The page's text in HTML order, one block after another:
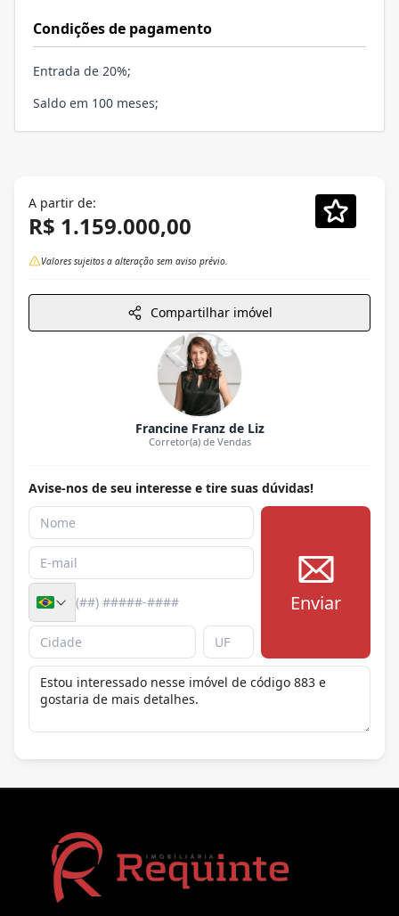
Condições de pagamento
Entrada de 20%;
Saldo em 100 meses;
A partir de:
R$ 1.159.000,00
Valores sujeitos a alteração sem aviso prévio.
Compartilhar imóvel
Francine Franz de Liz
Corretor(a) de Vendas
Avise-nos de seu interesse e tire suas dúvidas!
Enviar